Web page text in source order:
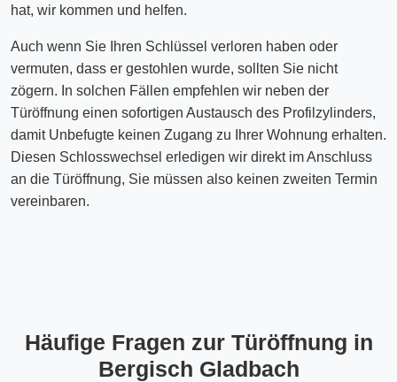
hat, wir kommen und helfen.
Auch wenn Sie Ihren Schlüssel verloren haben oder
vermuten, dass er gestohlen wurde, sollten Sie nicht
zögern. In solchen Fällen empfehlen wir neben der
Türöffnung einen sofortigen Austausch des Profilzylinders,
damit Unbefugte keinen Zugang zu Ihrer Wohnung erhalten.
Diesen Schlosswechsel erledigen wir direkt im Anschluss
an die Türöffnung, Sie müssen also keinen zweiten Termin
vereinbaren.
Häufige Fragen zur Türöffnung in
Bergisch Gladbach